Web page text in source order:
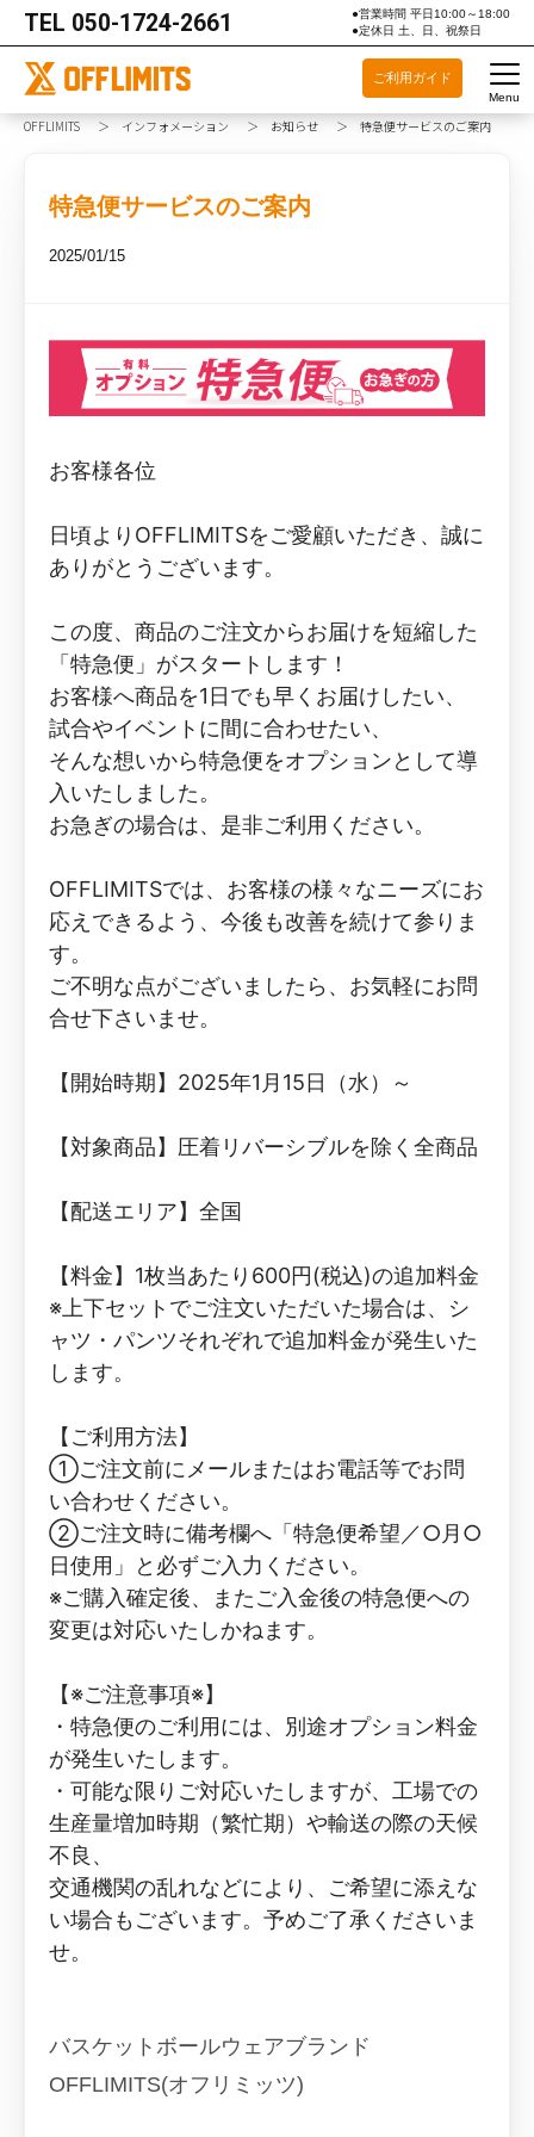
TEL 050-1724-2661
●営業時間 平日10:00～18:00
●定休日 土、日、祝祭日
ご利用ガイド
Menu
OFFLIMITS インフォメーション お知らせ 特急便サービスのご案内
特急便サービスのご案内
2025/01/15
お客様各位
日頃よりOFFLIMITSをご愛顧いただき、誠に
ありがとうございます。
この度、商品のご注文からお届けを短縮した
「特急便」がスタートします！
お客様へ商品を1日でも早くお届けしたい、
試合やイベントに間に合わせたい、
そんな想いから特急便をオプションとして導
入いたしました。
お急ぎの場合は、是非ご利用ください。
OFFLIMITSでは、お客様の様々なニーズにお
応えできるよう、今後も改善を続けて参りま
す。
ご不明な点がございましたら、お気軽にお問
合せ下さいませ。
【開始時期】2025年1月15日（水）～
【対象商品】圧着リバーシブルを除く全商品
【配送エリア】全国
【料金】1枚当あたり600円(税込)の追加料金
※上下セットでご注文いただいた場合は、シ
ャツ・パンツそれぞれで追加料金が発生いた
します。
【ご利用方法】
①ご注文前にメールまたはお電話等でお問
い合わせください。
②ご注文時に備考欄へ「特急便希望／○月○
日使用」と必ずご入力ください。
※ご購入確定後、またご入金後の特急便への
変更は対応いたしかねます。
【※ご注意事項※】
・特急便のご利用には、別途オプション料金
が発生いたします。
・可能な限りご対応いたしますが、工場での
生産量増加時期（繁忙期）や輸送の際の天候
不良、
交通機関の乱れなどにより、ご希望に添えな
い場合もございます。予めご了承くださいま
せ。
バスケットボールウェアブランド
OFFLIMITS(オフリミッツ)